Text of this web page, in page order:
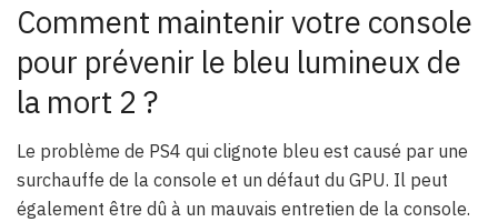
Comment maintenir votre console
pour prévenir le bleu lumineux de
la mort 2 ?
Le problème de PS4 qui clignote bleu est causé par une
surchauffe de la console et un défaut du GPU. Il peut
également être dû à un mauvais entretien de la console.